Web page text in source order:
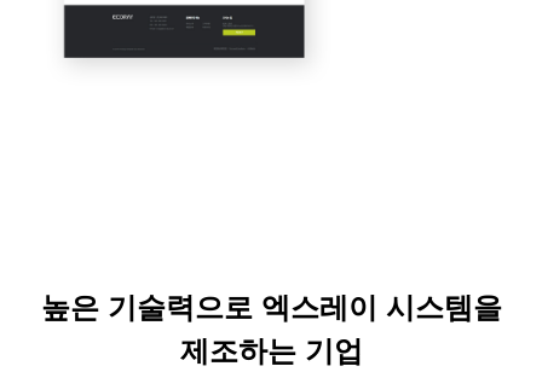
높은 기술력으로 엑스레이 시스템을
제조하는 기업